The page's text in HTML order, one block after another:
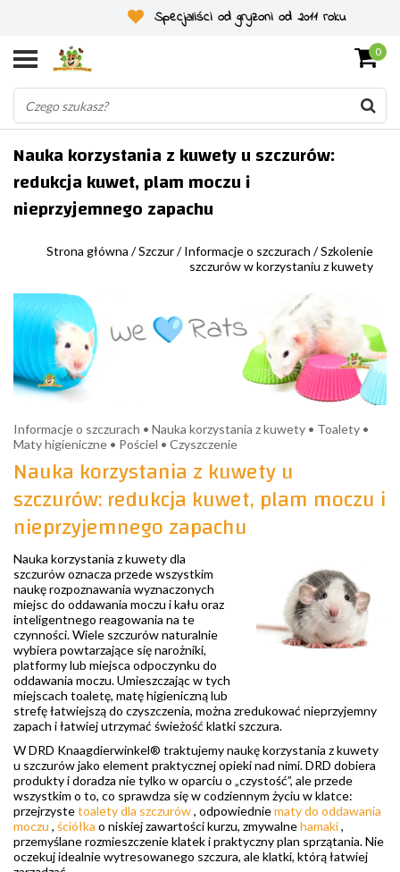
Specjaliści od gryzoni od 2011 roku
0
Nauka korzystania z kuwety u szczurów:
redukcja kuwet, plam moczu i
nieprzyjemnego zapachu
Strona główna /Szczur/Informacje o szczurach /Szkolenie
szczurów w korzystaniu z kuwety
Informacje o szczurach • Nauka korzystania z kuwety • Toalety •
Maty higieniczne • Pościel • Czyszczenie
Nauka korzystania z kuwety u
szczurów: redukcja kuwet, plam moczu i
nieprzyjemnego zapachu
Nauka korzystania z kuwety dla
szczurów oznacza przede wszystkim
naukę rozpoznawania wyznaczonych
miejsc do oddawania moczu i kału oraz
inteligentnego reagowania na te
czynności. Wiele szczurów naturalnie
wybiera powtarzające się narożniki,
platformy lub miejsca odpoczynku do
oddawania moczu. Umieszczając w tych
miejscach toaletę, matę higieniczną lub
strefę łatwiejszą do czyszczenia, można zredukować nieprzyjemny
zapach i łatwiej utrzymać świeżość klatki szczura.
W DRD Knaagdierwinkel® traktujemy naukę korzystania z kuwety
u szczurów jako element praktycznej opieki nad nimi. DRD dobiera
produkty i doradza nie tylko w oparciu o „czystość”, ale przede
wszystkim o to, co sprawdza się w codziennym życiu w klatce:
przejrzystetoalety dla szczurów, odpowiedniematy do oddawania
moczu , ściółka o niskiej zawartości kurzu, zmywalnehamaki,
przemyślane rozmieszczenie klatek i praktyczny plan sprzątania. Nie
oczekuj idealnie wytresowanego szczura, ale klatki, którą łatwiej